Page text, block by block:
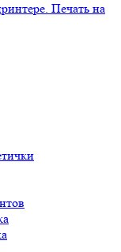
Печать на